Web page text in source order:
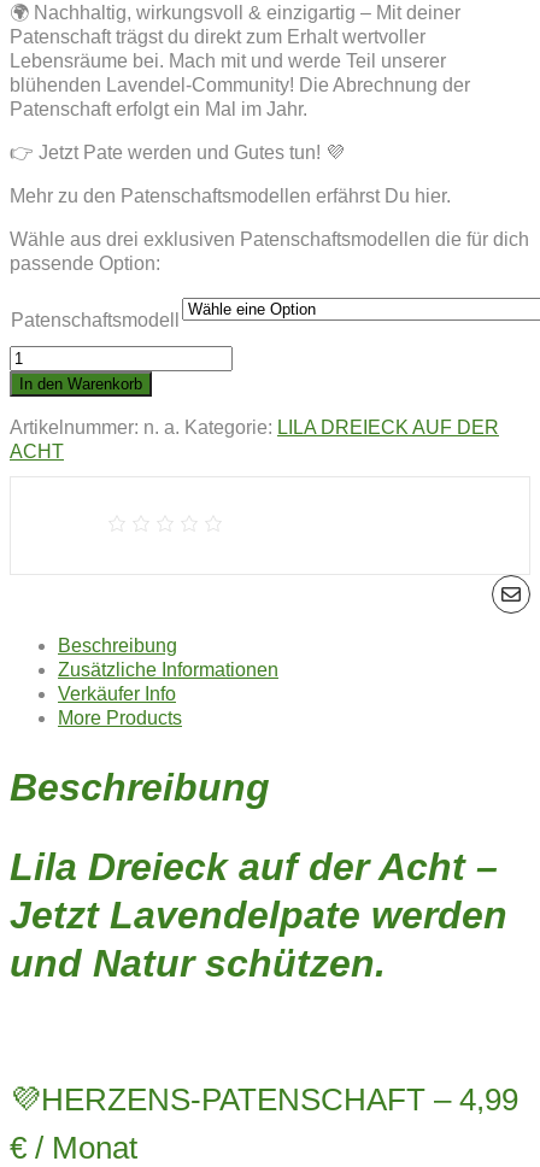
🌍 Nachhaltig, wirkungsvoll & einzigartig – Mit deiner
Patenschaft trägst du direkt zum Erhalt wertvoller
Lebensräume bei. Mach mit und werde Teil unserer
blühenden Lavendel-Community! Die Abrechnung der
Patenschaft erfolgt ein Mal im Jahr.
👉 Jetzt Pate werden und Gutes tun! 💜
Mehr zu den Patenschaftsmodellen erfährst Du hier.
Wähle aus drei exklusiven Patenschaftsmodellen die für dich
passende Option:
Patenschaftsmodell
LILA
DREIECK
DER
ACHT
|
Schnupperich
In den Warenkorb
Artikelnummer: n. a. Kategorie: LILA DREIECK AUF DER
ACHT
Beschreibung
Zusätzliche Informationen
Verkäufer Info
More Products
Beschreibung
Lila Dreieck auf der Acht –
Jetzt Lavendelpate werden
und Natur schützen.
💜HERZENS-PATENSCHAFT – 4,99
€ / Monat